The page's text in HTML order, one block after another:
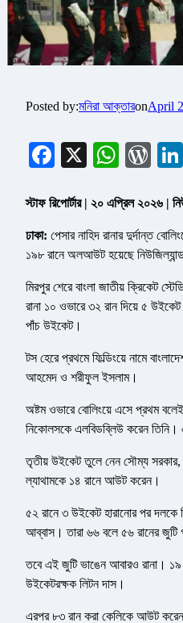
Posted by:মনিরা আক্তারonApril
Facebook
X
স্টাফ রিপোর্টার | ২০ এপ্রিল ২০২৬ |
ঢাকা: পেসার নাহিদ রানার দুর্দান্ত
১৯৮ রানে অলআউট হয়েছে
মিরপুর শেরে বাংলা জাতীয় ক্রিকেট
রানা ১০ ওভারে ৩২ রান দিয়ে ৫ উইকেট
পাঁচ উইকেট।
টস হেরে প্রথমে ফিল্ডিংয়ে নামে
আহমেদ ও শরীফুল ইসলাম।
অষ্টম ওভারে বোলিংয়ে এসে প্রথম
নিকোলসকে এলবিডব্লিউ করেন তিনি।
তৃতীয় উইকেট তুলে নেন সৌম্য সরকার,
ল্যাথামকে ১৪ রানে আউট করেন।
৫২ রানে ৩ উইকেট হারানোর পর দলকে
আব্বাস। তারা ৬৬ বলে ৫৬ রানের জুটি
তবে এই জুটি ভাঙেন আবারও রানা।
উইকেটরক্ষক লিটন দাস।
এরপর ৮৩ রান করা কেলিকে আউট